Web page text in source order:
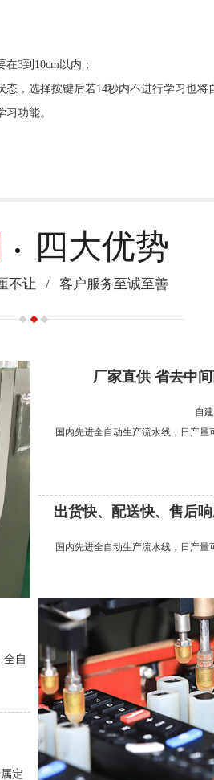
3到10cm以内；
，选择按键后若14秒内不进行学习也将
功能。
四大优势
不让 / 客户服务至诚至善
厂家直供 省去中
自
国内先进全自动生产流水线，日产
出货快、配送快、售后
国内先进全自动生产流水线，日产
全自
定